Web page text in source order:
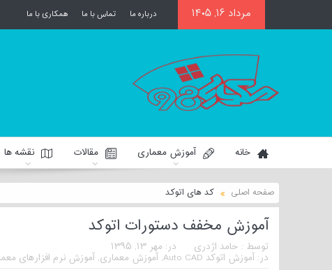
مرداد ۱۶, ۱۴۰۵ درباره ما تماس با ما همکاری با ما
خانه آموزش معماری مقالات نقشه ها
صفحه اصلی کد های اتوکد
آموزش مخفف دستورات اتوکد
توسط : حامد اژدری در: مهر ۱۳, ۱۳۹۵
در:آموزش اتوکد Auto CAD ,آموزش معماری,آموزش نرم افزارهای